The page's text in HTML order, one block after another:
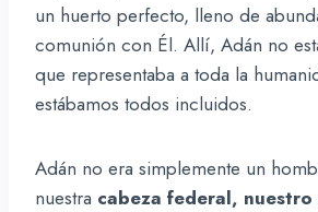
un huerto perfecto, lleno de
comunión con Él. Allí, Adán no
que representaba a toda la
estábamos todos incluidos.
Adán no era simplemente un
nuestra cabeza federal,